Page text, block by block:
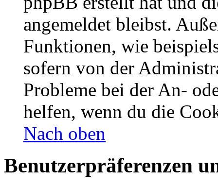
angemeldet bleibst.
Funktionen, wie
sofern von der
Probleme bei der An-
helfen, wenn du die
Nach oben
Benutzerpräferenzen